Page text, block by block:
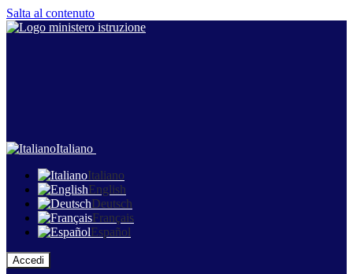
Salta al contenuto
Italiano
Italiano
English
Deutsch
Français
Español
Accedi